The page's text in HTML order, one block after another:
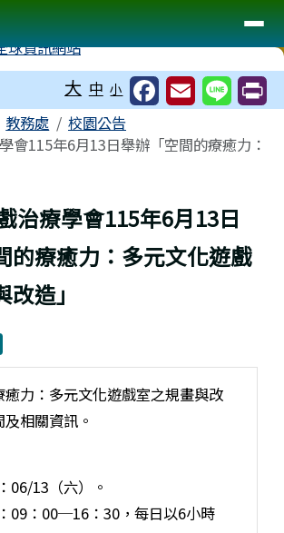
小全球資訊網站
大 中 小
教務處
校園公告
會115年6月13日舉辦「空間的療癒力：
治療學會115年6月13日
的療癒力：多元文化遊戲
造」
癒力：多元文化遊戲室之規畫與改
相關資訊。
06/13（六）。
09：00─16：30，每日以6小時